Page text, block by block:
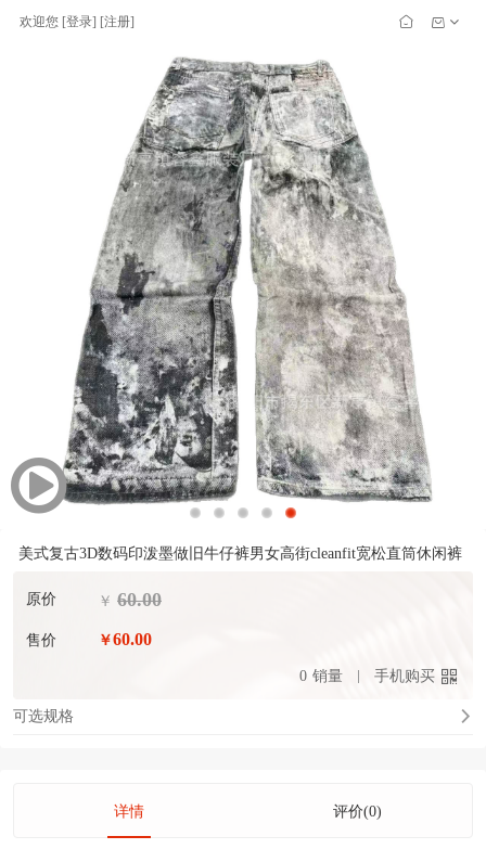
欢迎您 [登录] [注册]
美式复古3D数码印泼墨做旧牛仔裤男女高街cleanfit宽松直筒休闲裤
原价 ￥ 60.00
售价 ￥60.00
0 销量 手机购买
可选规格
详情 评价(0)